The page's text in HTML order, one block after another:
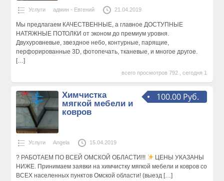
Услуги админ - Евгений 21.04.2019
Мы предлагаем КАЧЕСТВЕННЫЕ, а главное ДОСТУПНЫЕ
НАТЯЖНЫЕ ПОТОЛКИ от эконом до премиум уровня.
Двухуровневые, звездное небо, контурные, парящие,
перфорированные 3D, фотопечать, тканевые, и многое другое.
[…]
всего просмотров 792 , сегодня 1
100.00 Руб.
Химчистка
мягкой мебели и
ковров
Услуги Angela 15.04.2019
? РАБОТАЕМ ПО ВСЕЙ ОМСКОЙ ОБЛАСТИ!!!
ЦЕНЫ УКАЗАНЫ
НИЖЕ. Принимаем заявки на химчистку мягкой мебели и ковров со
ВСЕХ населенных пунктов Омской области! (выезд […]